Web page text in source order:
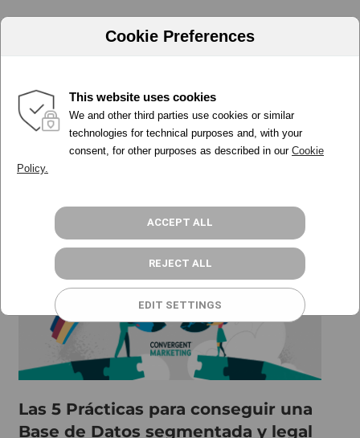
PORQUÉ ADA
HERRAMIENTAS
PRECIOS
RECURSOS
REGÍSTRATE GRATIS
base de datos de acuerdo
rgpd
Las 5 Prácticas para conseguir una
Base de Datos segmentada y legal
Cookie Preferences
This website uses cookies
We and other third parties use cookies or similar
technologies for technical purposes and, with your
consent, for other purposes as described in our Cookie
Policy.
ACCEPT ALL
REJECT ALL
EDIT SETTINGS